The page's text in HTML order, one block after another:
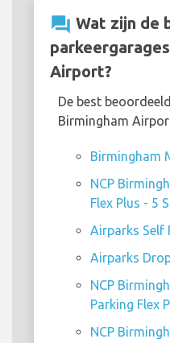
question_answer Wat zijn de
Airport?
De best
Birmingham
Birmingham
NCP
Flex Plus - 5
Airparks Self
Airparks
NCP
Parking Flex
NCP